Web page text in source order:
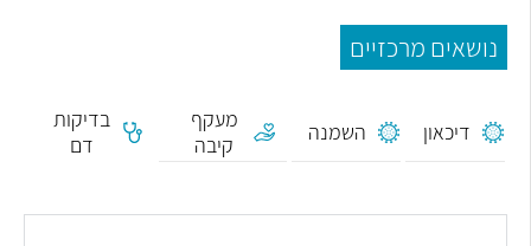
נושאים מרכזיים
דיכאון השמנה
מעקף
קיבה
בדיקות
דם